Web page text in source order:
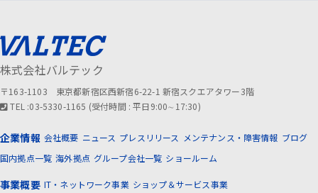
株式会社バルテック
〒163-1103 東京都新宿区西新宿6-22-1 新宿スクエアタワー3階
TEL :03-5330-1165 (受付時間 : 平日9:00∼17:30)
企業情報 会社概要 ニュース プレスリリース メンテナンス・障害情報 ブログ
国内拠点一覧 海外拠点 グループ会社一覧 ショールーム
事業概要 IT・ネットワーク事業 ショップ＆サービス事業